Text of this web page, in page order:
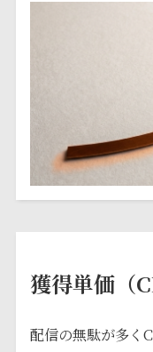
獲得単価（
配信の無駄が多く